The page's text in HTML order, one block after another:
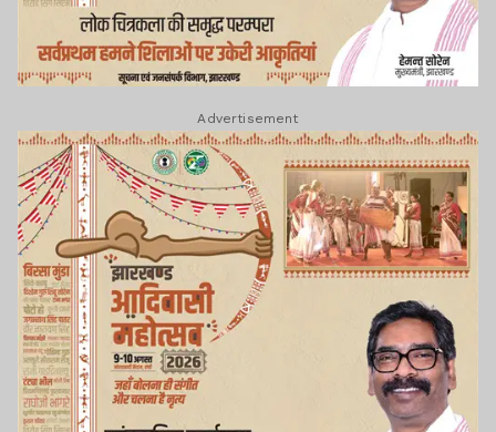
Advertisement